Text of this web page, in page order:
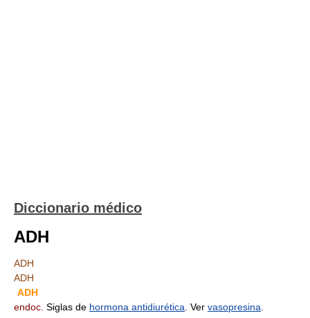
Diccionario médico
ADH
ADH
ADH
ADH
endoc. Siglas de hormona antidiurética . Ver vasopresina